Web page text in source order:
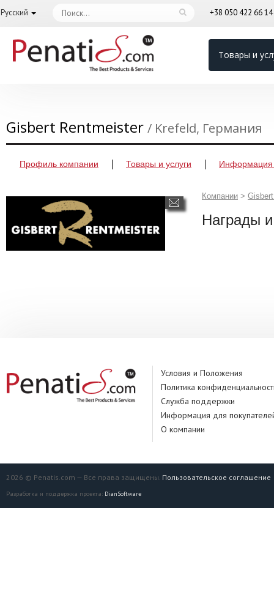
Русский +38 050 422 66 14
Товары и
Gisbert Rentmeister / Krefeld, Германия
Профиль компании Товары и услуги Информация
Компании >
Награды
Условия и Положения
Политика
Служба поддержки
Информация для
О компании
2026 © Penatis.com — Все права защищены. Пользовательское соглашение
Разработка и поддержка проекта: DianSoftware